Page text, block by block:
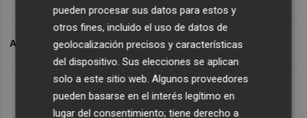
ARCHIVADO EN INDIAN WELLS
pueden procesar sus datos para estos y
otros fines, incluido el uso de datos de
geolocalización precisos y características
del dispositivo. Sus elecciones se aplican
solo a este sitio web. Algunos proveedores
pueden basarse en el interés legítimo en
lugar del consentimiento; tiene derecho a